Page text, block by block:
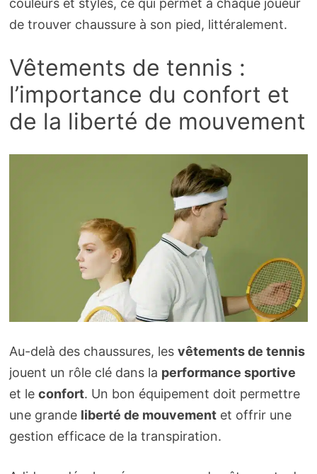
couleurs et styles, ce qui permet à chaque joueur
de trouver chaussure à son pied, littéralement.
Vêtements de tennis :
l’importance du confort et
de la liberté de mouvement
Au-delà des chaussures, les vêtements de tennis
jouent un rôle clé dans la performance sportive
et le confort. Un bon équipement doit permettre
une grande liberté de mouvementet offrir une
gestion efficace de la transpiration.